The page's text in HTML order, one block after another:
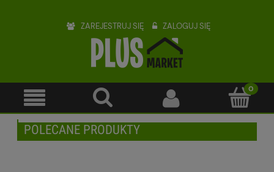
ZAREJESTRUJ SIĘ ZALOGUJ SIĘ
POLECANE PRODUKTY